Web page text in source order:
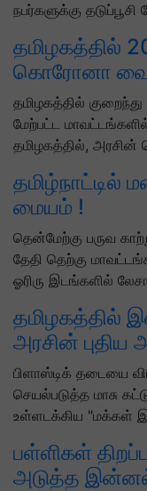
நபர்களுக்கு
தமிழகத்தில்
கொரோனா வைரஸ்
தமிழகத்தில்
மேற்பட்ட
தமிழகத்தில்,
தமிழ்நாட்டில்
மையம் !
தென்மேற்கு பருவ
தேதி தெற்கு
ஓரிரு இடங்களில்
தமிழகத்தில்
அரசின் புதிய
பிளாஸ்டிக் தடையை
செயல்படுத்த மாசு
உள்ளடக்கிய "மக்கள்
பள்ளிகள்
அடுத்த